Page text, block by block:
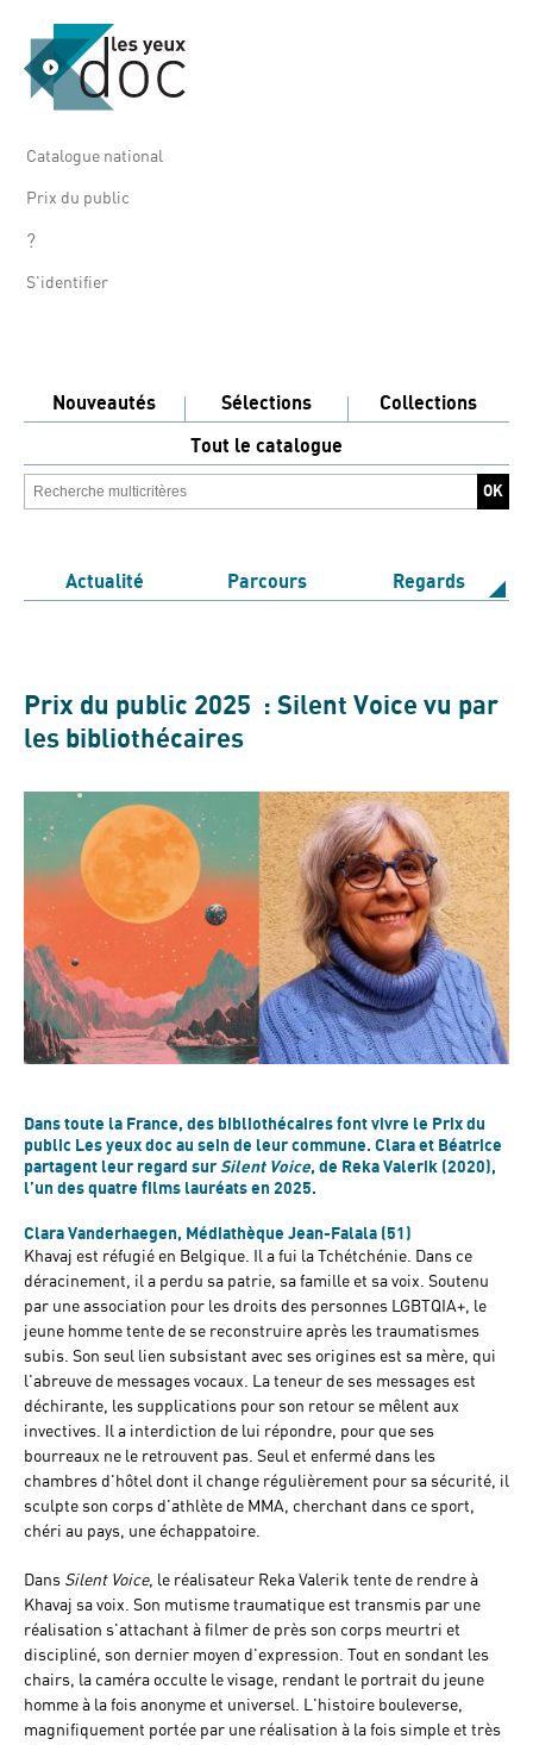
Catalogue national
Prix du public
?
S'identifier
Nouveautés Sélections
Collections
Tout le catalogue
Actualité Parcours Regards
Prix du public 2025 : Silent Voice vu par
les bibliothécaires
Dans toute la France, des bibliothécaires font vivre le Prix du
public Les yeux doc au sein de leur commune. Clara et Béatrice
partagent leur regard surSilent Voice, de Reka Valerik (2020),
l’un des quatre films lauréats en 2025.
Clara Vanderhaegen, Médiathèque Jean-Falala (51)
Khavaj est réfugié en Belgique. Il a fui la Tchétchénie. Dans ce
déracinement, il a perdu sa patrie, sa famille et sa voix. Soutenu
par une association pour les droits des personnes LGBTQIA+, le
jeune homme tente de se reconstruire après les traumatismes
subis. Son seul lien subsistant avec ses origines est sa mère, qui
l'abreuve de messages vocaux. La teneur de ses messages est
déchirante, les supplications pour son retour se mêlent aux
invectives. Il a interdiction de lui répondre, pour que ses
bourreaux ne le retrouvent pas. Seul et enfermé dans les
chambres d'hôtel dont il change régulièrement pour sa sécurité, il
sculpte son corps d'athlète de MMA, cherchant dans ce sport,
chéri au pays, une échappatoire.
Dans Silent Voice, le réalisateur Reka Valerik tente de rendre à
Khavaj sa voix. Son mutisme traumatique est transmis par une
réalisation s'attachant à filmer de près son corps meurtri et
discipliné, son dernier moyen d'expression. Tout en sondant les
chairs, la caméra occulte le visage, rendant le portrait du jeune
homme à la fois anonyme et universel. L'histoire bouleverse,
magnifiquement portée par une réalisation à la fois simple et très